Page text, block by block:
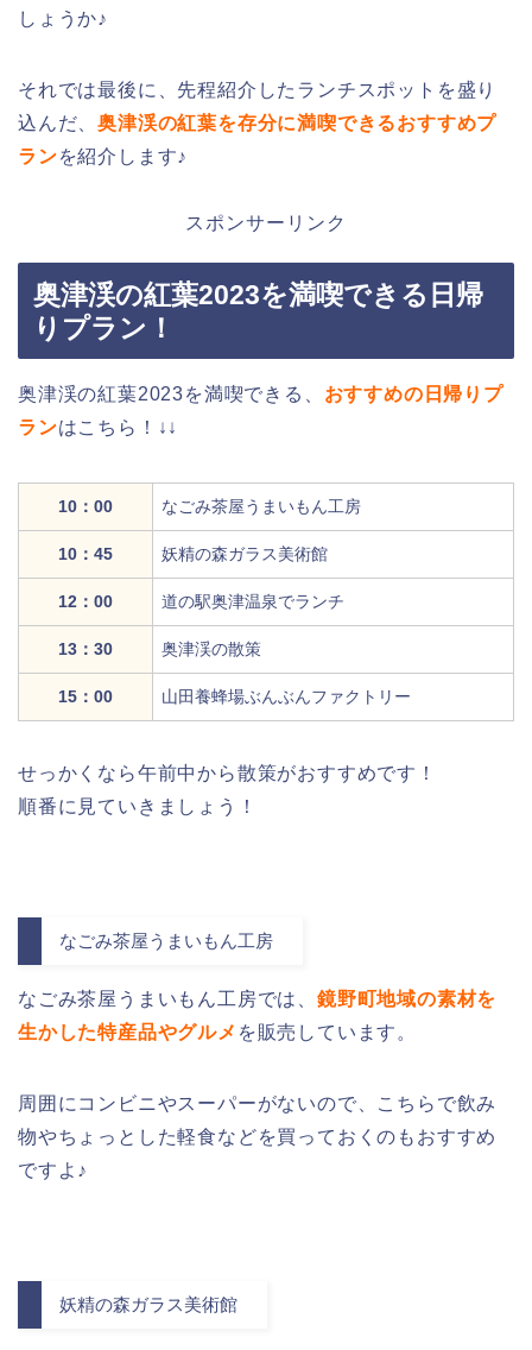
しょうか♪
それでは最後に、先程紹介したランチスポットを盛り
込んだ、奥津渓の紅葉を存分に満喫できるおすすめプ
ランを紹介します♪
スポンサーリンク
奥津渓の紅葉2023を満喫できる日帰
りプラン！
奥津渓の紅葉2023を満喫できる、 おすすめの日帰りプ
ランはこちら！↓↓
10：00 なごみ茶屋うまいもん工房
10：45 妖精の森ガラス美術館
12：00 道の駅奥津温泉でランチ
13：30 奥津渓の散策
15：00 山田養蜂場ぶんぶんファクトリー
せっかくなら午前中から散策がおすすめです！
順番に見ていきましょう！
なごみ茶屋うまいもん工房
なごみ茶屋うまいもん工房では、 鏡野町地域の素材を
生かした特産品やグルメ を販売しています。
周囲にコンビニやスーパーがないので、こちらで飲み
物やちょっとした軽食などを買っておくのもおすすめ
ですよ♪
妖精の森ガラス美術館